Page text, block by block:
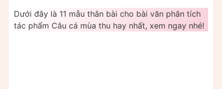
Dưới đây là 11 mẫu thân bài cho bài văn phân tích
tác phẩm Câu cá mùa thu hay nhất, xem ngay nhé!